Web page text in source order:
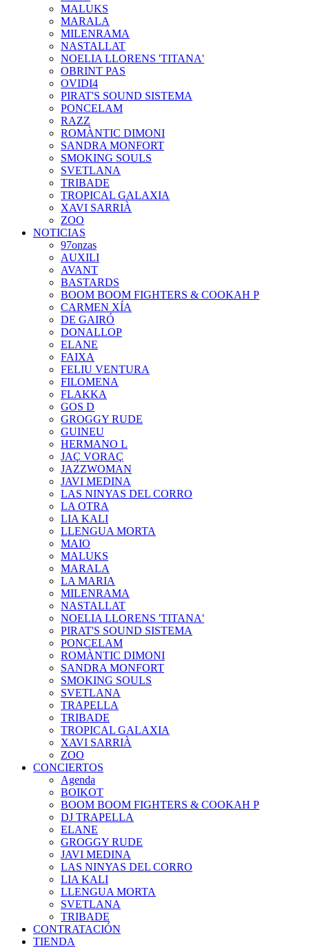
MALUKS
MARALA
MILENRAMA
NASTALLAT
NOELIA LLORENS 'TITANA'
OBRINT PAS
OVIDI4
PIRAT'S SOUND SISTEMA
PONCELAM
RAZZ
ROMÀNTIC DIMONI
SANDRA MONFORT
SMOKING SOULS
SVETLANA
TRIBADE
TROPICAL GALAXIA
XAVI SARRIÀ
ZOO
NOTICIAS
97onzas
AUXILI
AVANT
BASTARDS
BOOM BOOM FIGHTERS & COOKAH P
CARMEN XÍA
DE GAIRÓ
DONALLOP
ELANE
FAIXA
FELIU VENTURA
FILOMENA
FLAKKA
GOS D
GROGGY RUDE
GUINEU
HERMANO L
JAÇ VORAÇ
JAZZWOMAN
JAVI MEDINA
LAS NINYAS DEL CORRO
LA OTRA
LIA KALI
LLENGUA MORTA
MAIO
MALUKS
MARALA
LA MARIA
MILENRAMA
NASTALLAT
NOELIA LLORENS 'TITANA'
PIRAT'S SOUND SISTEMA
PONCELAM
ROMÀNTIC DIMONI
SANDRA MONFORT
SMOKING SOULS
SVETLANA
TRAPELLA
TRIBADE
TROPICAL GALAXIA
XAVI SARRIÀ
ZOO
CONCIERTOS
Agenda
BOIKOT
BOOM BOOM FIGHTERS & COOKAH P
DJ TRAPELLA
ELANE
GROGGY RUDE
JAVI MEDINA
LAS NINYAS DEL CORRO
LIA KALI
LLENGUA MORTA
SVETLANA
TRIBADE
CONTRATACIÓN
TIENDA